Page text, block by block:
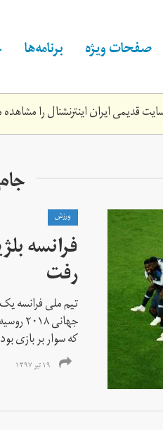
صفحات ویژه برنامه‌ها
قدیمی ایران اینترنشنال را
جام
ورزش
فرانسه
رفت
تیم ملی فرانسه
که سوار بر بازی
۱۹ تیر ۱۳۹۷